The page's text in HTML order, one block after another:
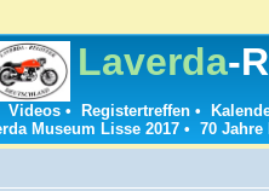
Laverda-
Videos • Registertreffen •
Museum Lisse 2017 • 70 Jahre